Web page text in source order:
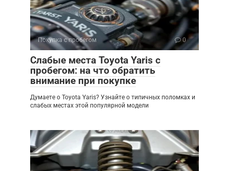
Покупка с пробегом 0
Слабые места Toyota Yaris с
пробегом: на что обратить
внимание при покупке
Думаете о Toyota Yaris? Узнайте о типичных поломках и
слабых местах этой популярной модели